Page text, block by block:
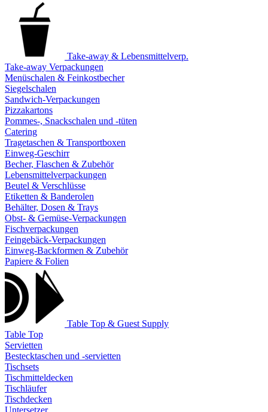
Take-away & Lebensmittelverp.
Take-away Verpackungen
Menüschalen & Feinkostbecher
Siegelschalen
Sandwich-Verpackungen
Pizzakartons
Pommes-, Snackschalen und -tüten
Catering
Tragetaschen & Transportboxen
Einweg-Geschirr
Becher, Flaschen & Zubehör
Lebensmittelverpackungen
Beutel & Verschlüsse
Etiketten & Banderolen
Behälter, Dosen & Trays
Obst- & Gemüse-Verpackungen
Fischverpackungen
Feingebäck-Verpackungen
Einweg-Backformen & Zubehör
Papiere & Folien
Table Top & Guest Supply
Table Top
Servietten
Bestecktaschen und -servietten
Tischsets
Tischmitteldecken
Tischläufer
Tischdecken